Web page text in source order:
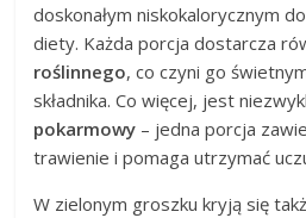
doskonałym niskokalorycznym
diety. Każda porcja dostarcza
roślinnego, co czyni go
składnika. Co więcej, jest
pokarmowy – jedna porcja
trawienie i pomaga utrzymać
W zielonym groszku kryją się